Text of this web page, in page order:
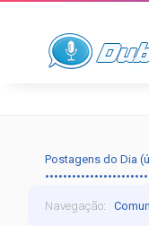
Postagens do Dia
Navegação: